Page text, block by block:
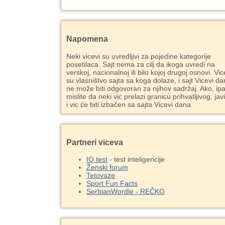
Napomena
Neki vicevi su uvredljivi za pojedine kategorije
posetilaca. Sajt nema za cilj da ikoga uvredi na
verskoj, nacionalnoj ili bilo kojoj drugoj osnovi.
su vlasništvo sajta sa koga dolaze, i sajt Vicevi
ne može biti odgovoran za njihov sadržaj. Ako,
mislite da neki vic prelazi granicu prihvatljivog,
i vic će biti izbačen sa sajta Vicevi dana.
Partneri viceva
IQ test - test inteligencije
Ženski forum
Tetovaze
Sport Fun Facts
SerbianWordle - REČKO